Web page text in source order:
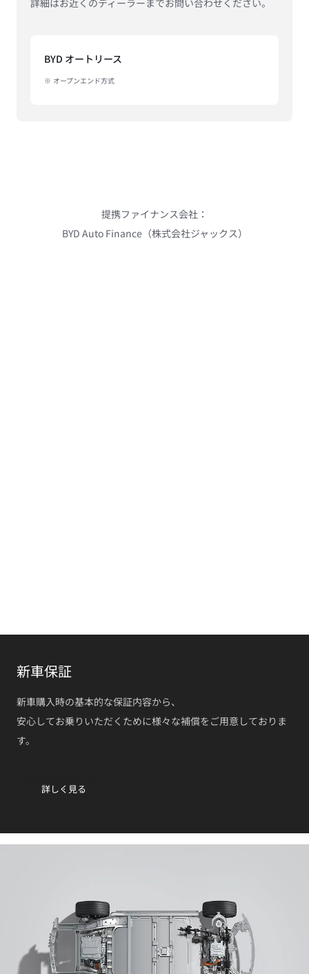
詳細はお近くのディーラーまでお問い合わせください。
BYD オートリース
オープンエンド方式
提携ファイナンス会社：
BYD Auto Finance（株式会社ジャックス）
新車保証
新車購入時の基本的な保証内容から、
安心してお乗りいただくために様々な補償をご用意しておりま
す。
詳しく見る